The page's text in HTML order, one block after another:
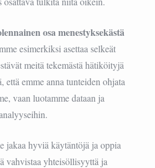
osa menestyksekästä
esimerkiksi asettaa selkeät
meitä tekemästä hätiköityjä
että emme anna tunteiden ohjata
vaan luotamme dataan ja
jakaa hyviä käytäntöjä ja oppia
vahvistaa yhteisöllisyyttä ja